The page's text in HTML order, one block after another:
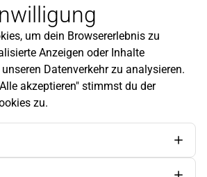
Gartentipps und mehr findest du in
um dein Browsererlebnis zu
Anzeigen oder Inhalte
Datenverkehr zu analysieren.
akzeptieren" stimmst du der
zu.